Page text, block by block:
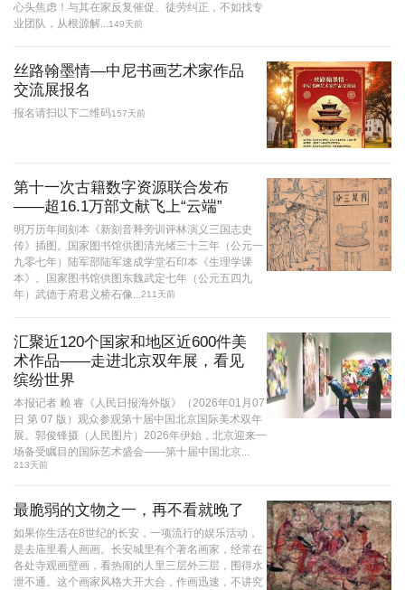
心头焦虑！与其在家反复催促、徒劳纠正，不如找专
业团队，从根源解...149天前
丝路翰墨情—中尼书画艺术家作品
交流展报名
报名请扫以下二维码157天前
第十一次古籍数字资源联合发布
——超16.1万部文献飞上“云端”
明万历年间刻本《新刻音释旁训评林演义三国志史
传》插图。国家图书馆供图清光绪三十三年（公元一
九零七年）陆军部陆军速成学堂石印本《生理学课
本》。国家图书馆供图东魏武定七年（公元五四九
年）武德于府君义桥石像...
211天前
汇聚近120个国家和地区近600件美
术作品——走进北京双年展，看见
缤纷世界
本报记者 赖 睿《人民日报海外版》（2026年01月07
日 第 07 版）观众参观第十届中国北京国际美术双年
展。郭俊锋摄（人民图片）2026年伊始，北京迎来一
场备受瞩目的国际艺术盛会——第十届中国北京...
213天前
最脆弱的文物之一，再不看就晚了
如果你生活在8世纪的长安，一项流行的娱乐活动，
是去庙里看人画画。长安城里有个著名画家，经常在
各处寺观画壁画，看热闹的人里三层外三层，围得水
泄不通。这个画家风格大开大合，作画迅速，不讲究